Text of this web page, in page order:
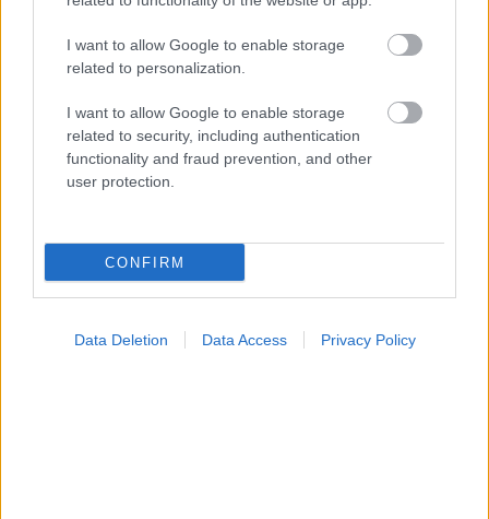
I want to allow Google to enable storage
related to personalization.
I want to allow Google to enable storage
related to security, including authentication
functionality and fraud prevention, and other
user protection.
CONFIRM
Data Deletion Data Access Privacy Policy